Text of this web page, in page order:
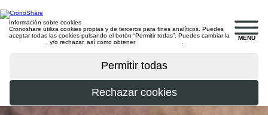
MENU
Información sobre cookies
Cronoshare utiliza cookies propias y de terceros para fines analíticos. Puedes
aceptar todas las cookies pulsando el botón “Permitir todas”. Puedes cambiar la
, y/o rechazar, así como obtener